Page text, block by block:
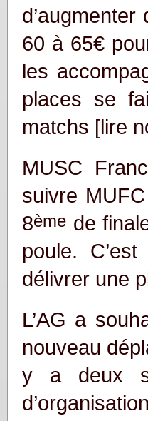
60 à 65€
les
places se
matchs [lire
MUSC
suivre
8ème de
poule.
délivrer une
L’AG a
nouveau
y a deux